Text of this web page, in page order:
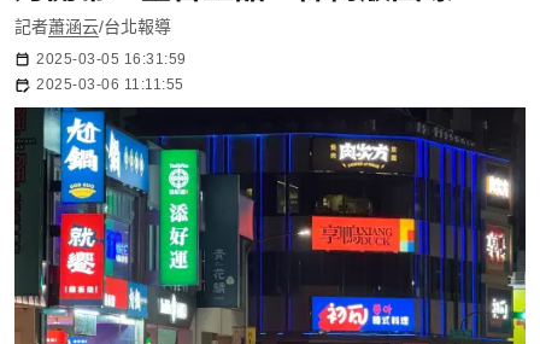
記者蕭涵云/台北報導
2025-03-05 16:31:59
2025-03-06 11:11:55